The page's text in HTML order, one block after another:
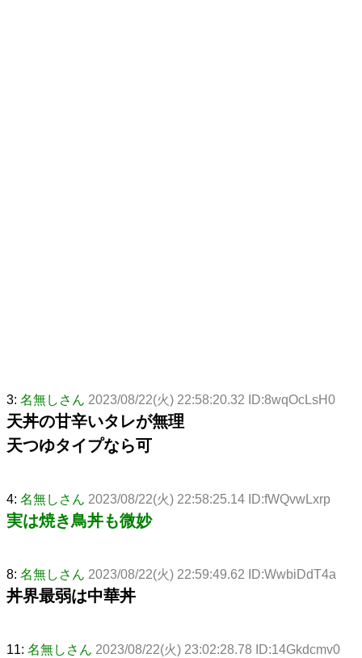
3: 名無しさん 2023/08/22(火) 22:58:20.32 ID:8wqOcLsH0
天丼の甘辛いタレが無理
天つゆタイプなら可
4: 名無しさん 2023/08/22(火) 22:58:25.14 ID:fWQvwLxrp
実は焼き鳥丼も微妙
8: 名無しさん 2023/08/22(火) 22:59:49.62 ID:WwbiDdT4a
丼界最弱は中華丼
11: 名無しさん 2023/08/22(火) 23:02:28.78 ID:14Gkdcmv0